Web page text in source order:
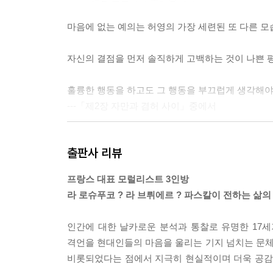
마음에 없는 예의는 허영의 가장 세련된 또 다른 모
자신의 결점을 먼저 솔직하게 고백하는 것이 나쁜
훌륭한 행동을 하고도 그 행동을 부끄럽게 생각해
자신의 신념을 내세우기 전에 그 신념에 따라 끝
---「제3장 성공과 운명의 관계」중에서
출판사 리뷰
프랑스 대표 모럴리스트 3인방
라 로슈푸코 ? 라 브뤼에르 ? 파스칼이 전하는 삶
인간에 대한 날카로운 분석과 통찰로 유명한 17
격언을 현대인들의 마음을 울리는 기지 넘치는 문
비롯되었다는 점에서 지극히 현실적이며 더욱 공